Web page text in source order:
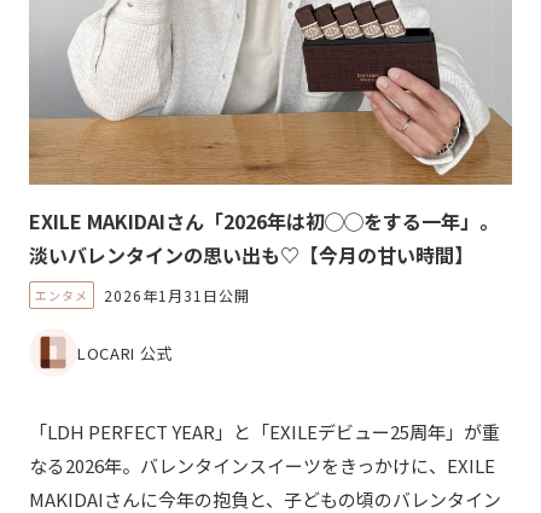
EXILE MAKIDAIさん「2026年は初◯◯をする一年」。
淡いバレンタインの思い出も♡【今月の甘い時間】
エンタメ 2026年1月31日公開
LOCARI 公式
「LDH PERFECT YEAR」と「EXILEデビュー25周年」が重
なる2026年。バレンタインスイーツをきっかけに、EXILE
MAKIDAIさんに今年の抱負と、子どもの頃のバレンタイン